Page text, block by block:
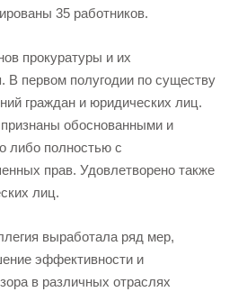
35 работников.
прокуратуры и их
В первом полугодии по существу
граждан и юридических лиц.
обоснованными и
либо полностью с
прав. Удовлетворено также
лиц.
выработала ряд мер,
эффективности и
в различных отраслях